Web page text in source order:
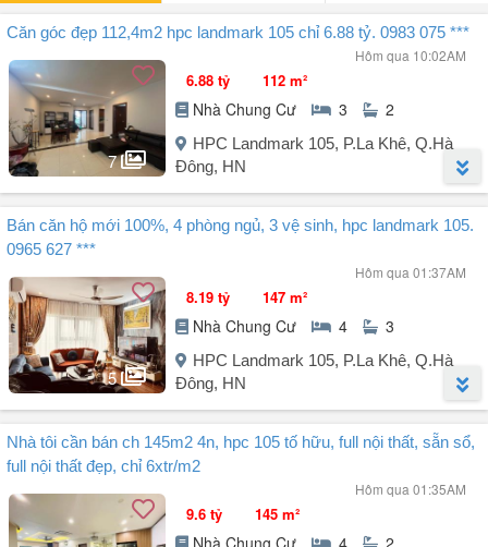
Căn góc đẹp 112,4m2 hpc landmark 105 chỉ 6.88 tỷ. 0983 075 ***
Hôm qua 10:02AM
7
6.88 tỷ 112 m²
Nhà Chung Cư 3 2
HPC Landmark 105, P.La Khê, Q.Hà
Đông, HN
Người đăng: Nguyễn Thanh Ngân
(3 tin đăng)
Chuyển đổi nơi ở nên chủ nhà cần bán nhanh căn 3pn 2vs 2 ban
công thoáng đẹp, hướng mát view hồ Thiên Văn Học tại HPC
Landmark 105 Văn Khê Hà Đông.
- Diện tích: 112,4m2
- Nội thất: nội thất cơ bản CĐT
- Vị trí: tại khu đô thị Văn Khê Hà Đông.
- Giá bán: chỉ 6,88 tỷ.
- Liên hệ:
Bán căn hộ mới 100%, 4 phòng ngủ, 3 vệ sinh, hpc landmark 105.
0965 627 ***
Hôm qua 01:37AM
5
8.19 tỷ 147 m²
Nhà Chung Cư 4 3
HPC Landmark 105, P.La Khê, Q.Hà
Đông, HN
Người đăng: 0862.969.703 (2 tin đăng)
Bán căn hộ 4 ngủ, 3 vệ sinh, ban công hướng Nam, tòa HPC
- Căn hộ thiết kế đẹp, có ban công, các phòng đều vuông vắn rộng
rãi, thiết kế 4 phòng ngủ (2 phòng master có nhà vệ sinh bên trong),
Nhà tôi cần bán ch 145m2 4n, hpc 105 tố hữu, full nội thất, sẵn sổ,
full nội thất đẹp, chỉ 6xtr/m2
Hôm qua 01:35AM
9.6 tỷ 145 m²
Nhà Chung Cư 4 2